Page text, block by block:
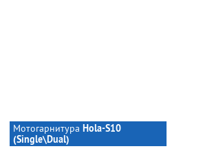
Мотогарнитура Hola-S10
(Single\Dual)